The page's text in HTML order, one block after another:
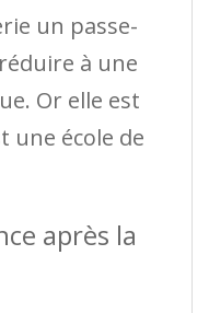
un passe-
à une
Or elle est
une école de
après la